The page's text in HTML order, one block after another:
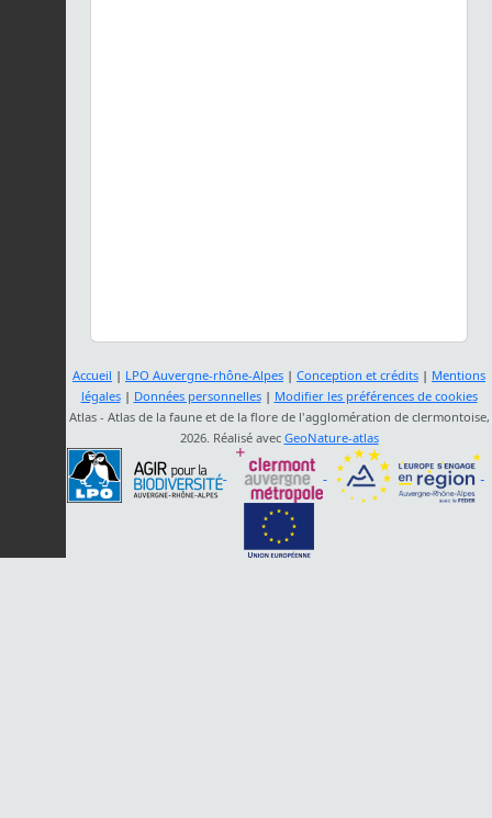
Accueil | LPO Auvergne-rhône-Alpes | Conception et crédits | Mentions
légales| Données personnelles| Modifier les préférences de cookies
Atlas - Atlas de la faune et de la flore de l'agglomération de clermontoise,
2026. Réalisé avec GeoNature-atlas